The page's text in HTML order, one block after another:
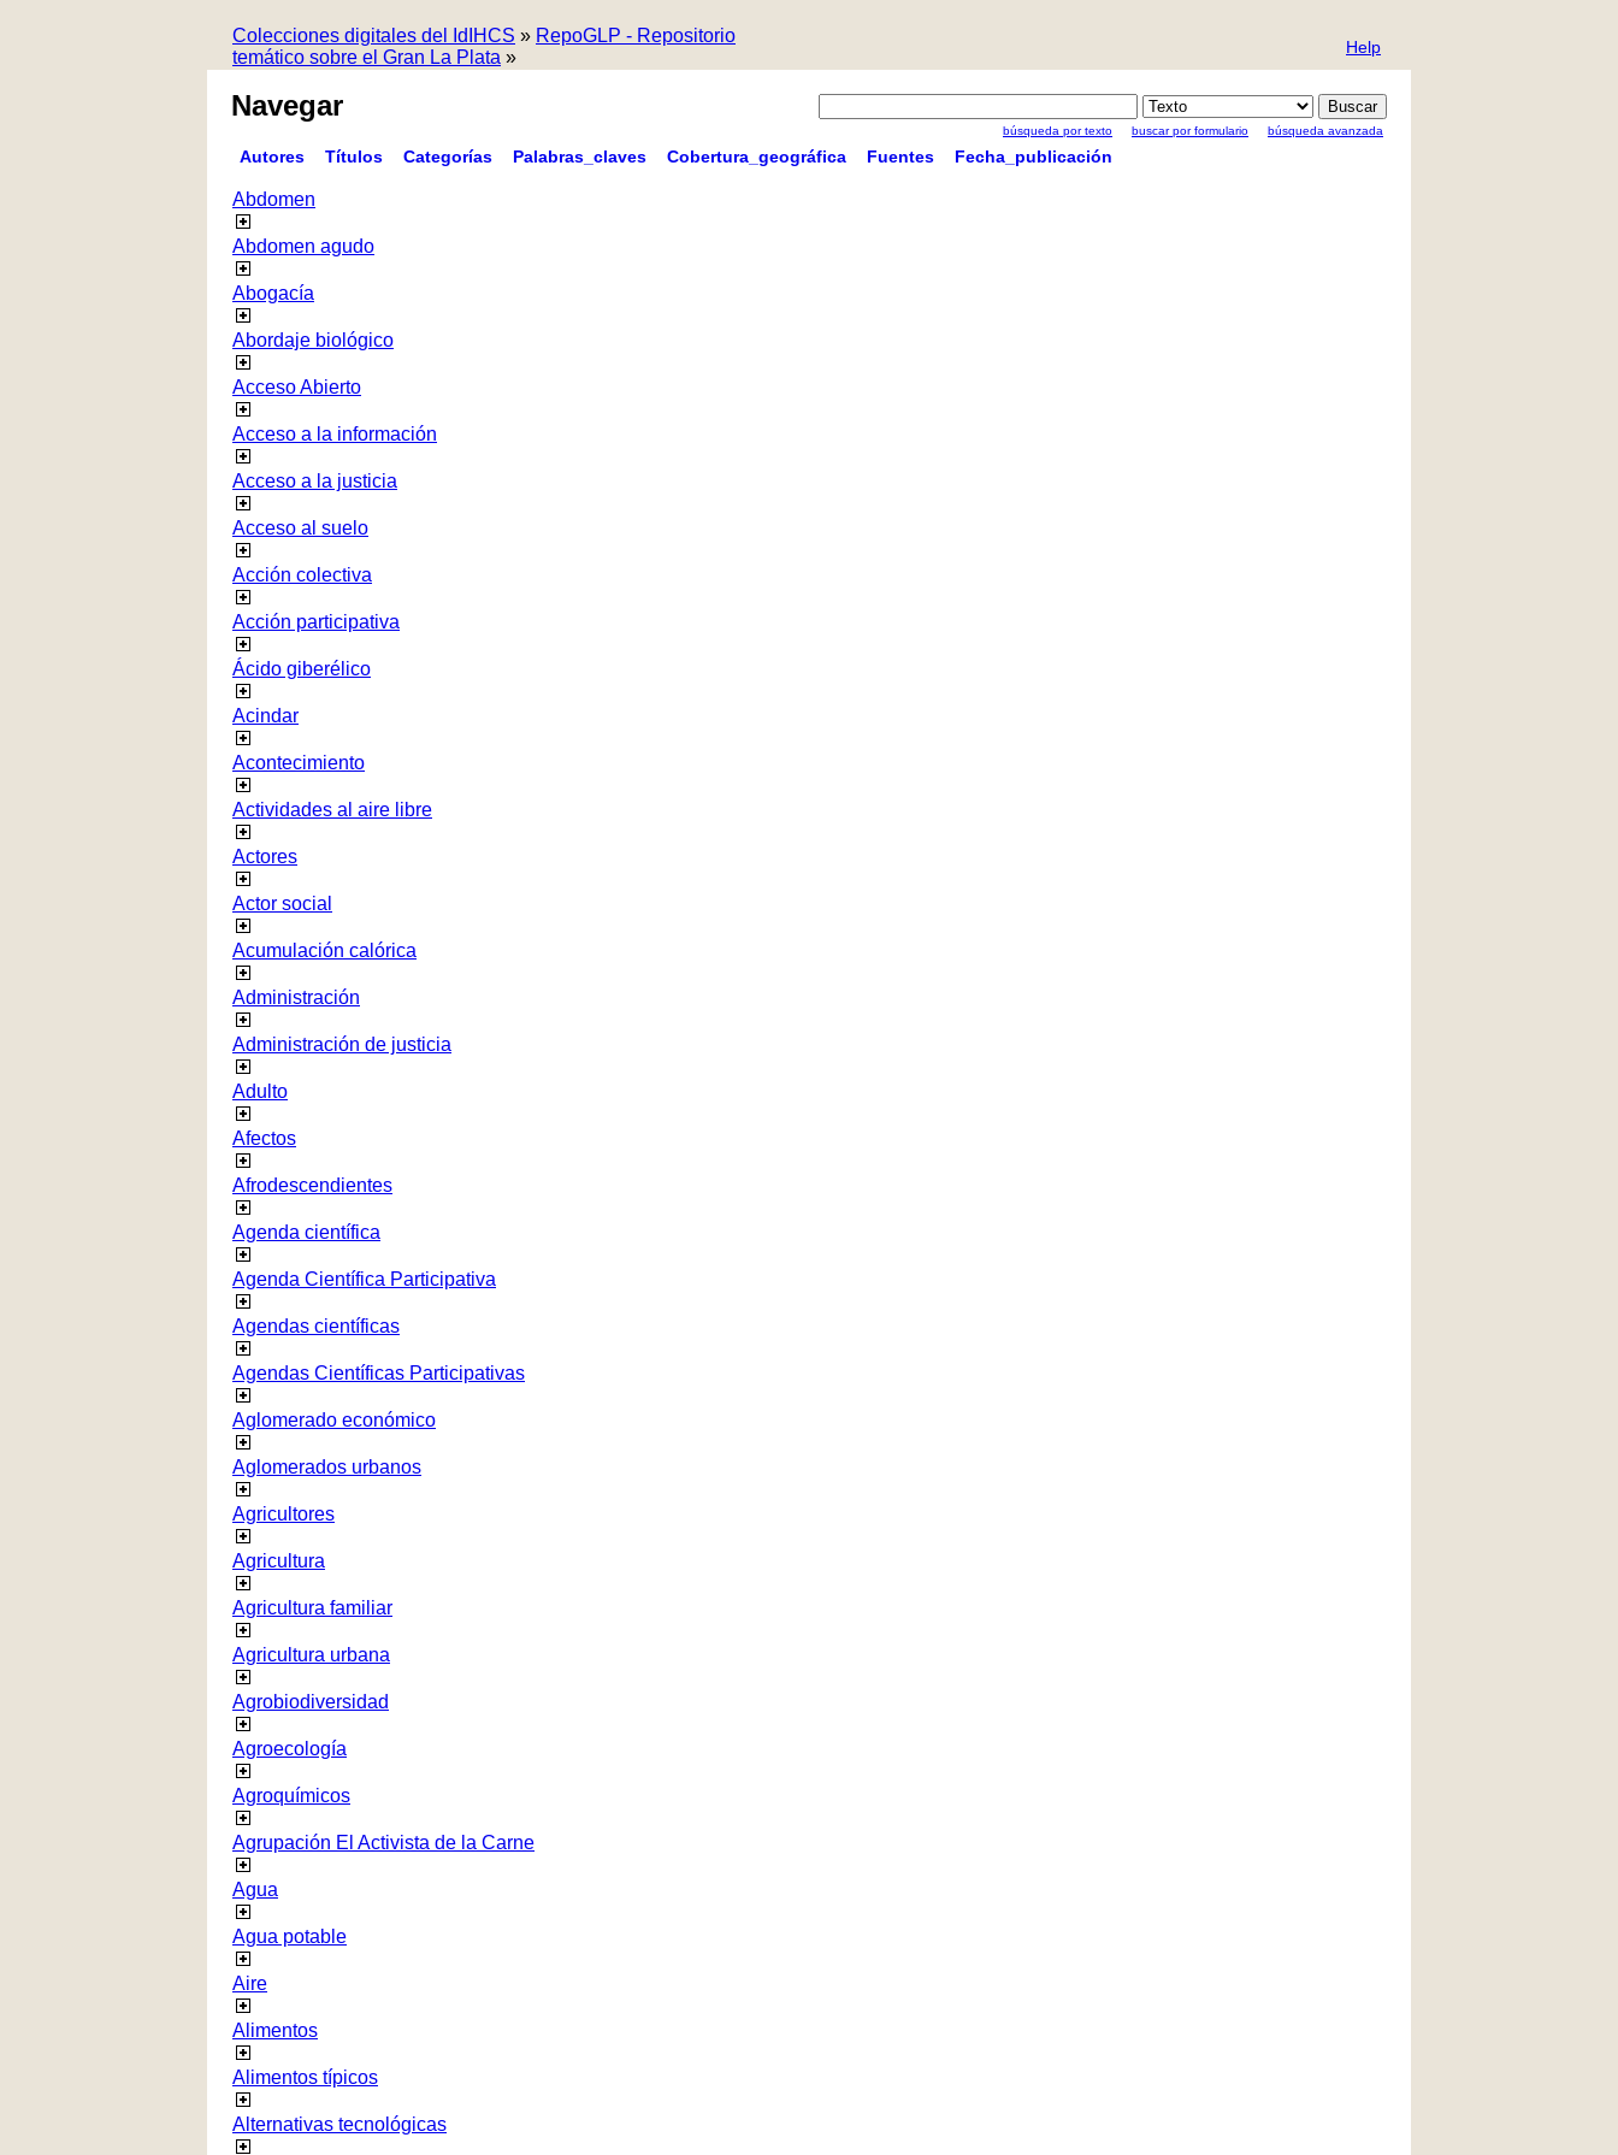
Colecciones digitales del IdIHCS » RepoGLP - Repositorio
temático sobre el Gran La Plata » Help
Navegar
búsqueda por texto buscar por formulario búsqueda avanzada
Autores Títulos Categorías Palabras_claves Cobertura_geográfica Fuentes Fecha_publicación
Abdomen
Abdomen agudo
Abogacía
Abordaje biológico
Acceso Abierto
Acceso a la información
Acceso a la justicia
Acceso al suelo
Acción colectiva
Acción participativa
Ácido giberélico
Acindar
Acontecimiento
Actividades al aire libre
Actores
Actor social
Acumulación calórica
Administración
Administración de justicia
Adulto
Afectos
Afrodescendientes
Agenda científica
Agenda Científica Participativa
Agendas científicas
Agendas Científicas Participativas
Aglomerado económico
Aglomerados urbanos
Agricultores
Agricultura
Agricultura familiar
Agricultura urbana
Agrobiodiversidad
Agroecología
Agroquímicos
Agrupación El Activista de la Carne
Agua
Agua potable
Aire
Alimentos
Alimentos típicos
Alternativas tecnológicas